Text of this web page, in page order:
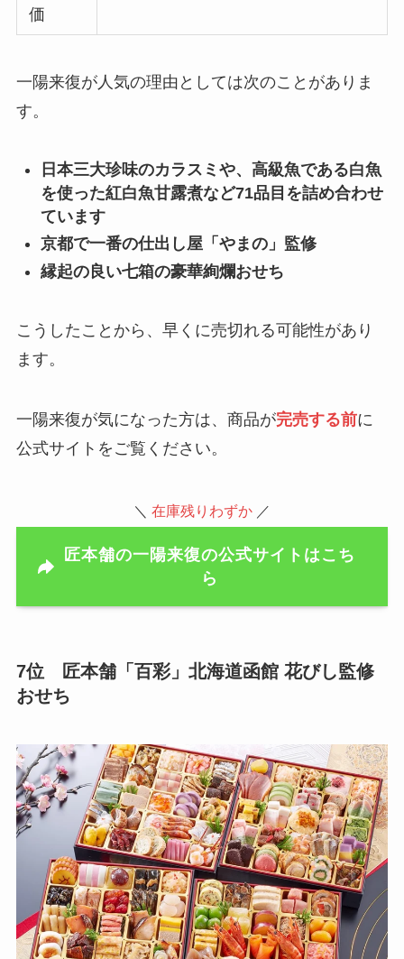
価
一陽来復が人気の理由としては次のことがありま
す。
日本三大珍味のカラスミや、高級魚である白魚
を使った紅白魚甘露煮など71品目を詰め合わせ
ています
京都で一番の仕出し屋「やまの」監修
縁起の良い七箱の豪華絢爛おせち
こうしたことから、早くに売切れる可能性があり
ます。
一陽来復が気になった方は、商品が完売する前に
公式サイトをご覧ください。
＼ 在庫残りわずか ／
匠本舗の一陽来復の公式サイトはこち
ら
7位 匠本舗「百彩」北海道函館 花びし監修
おせち